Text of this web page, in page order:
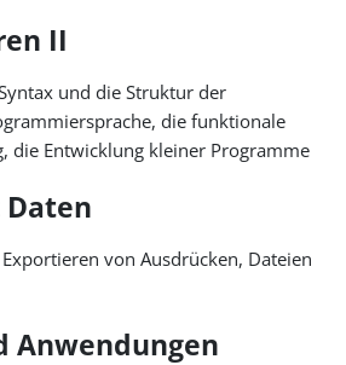
II
und die Struktur der
die funktionale
die Entwicklung kleiner Programme
von Ausdrücken, Dateien
Anwendungen